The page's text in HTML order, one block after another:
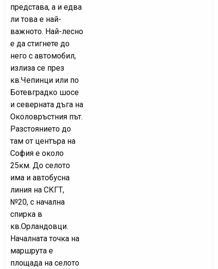
представа, а и едва
ли това е най-
важното. Най-лесно
е да стигнете до
него с автомобил,
излиза се през
кв.Чепинци или по
Ботевградко шосе
и северната дъга на
Околовръстния път.
Разстоянието до
там от центъра на
София е около
25км. До селото
има и автобусна
линия на СКГТ,
№20, с начална
спирка в
кв.Орландовци.
Началната точка на
маршрута е
площада на селото